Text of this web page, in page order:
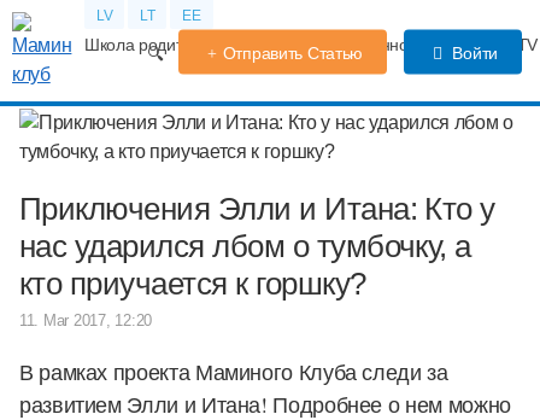
LV LT EE
Школа родителей Календарь беременности Форум
Отправить Статью Войти
Приключения Элли и Итана: Кто у
нас ударился лбом о тумбочку, а
кто приучается к горшку?
11. Mar 2017, 12:20
В рамках проекта Маминого Клуба следи за
развитием Элли и Итана! Подробнее о нем можно